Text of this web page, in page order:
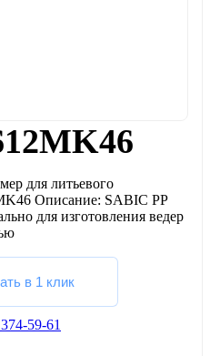
для литьевого
Описание: SABIC PP
для изготовления ведер
в 1 клик
59-61